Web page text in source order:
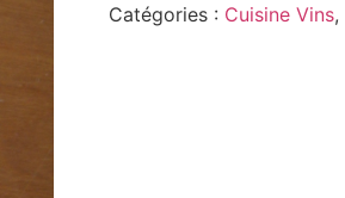
Catégories : Cuisine Vins,